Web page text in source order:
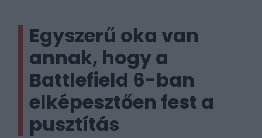
Egyszerű oka van
annak, hogy a
Battlefield 6-ban
elképesztően fest a
pusztítás